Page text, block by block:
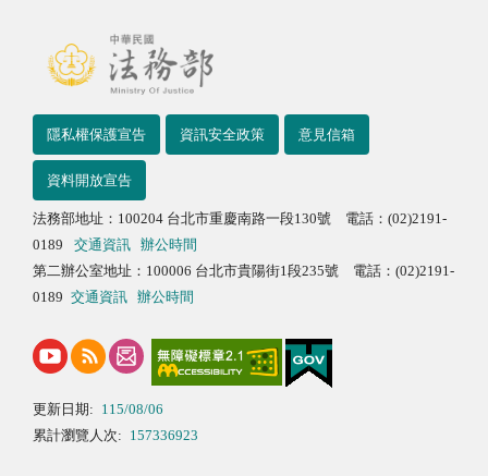
隱私權保護宣告 資訊安全政策 意見信箱
資料開放宣告
法務部地址：100204 台北市重慶南路一段130號 電話：(02)2191-
0189
交通資訊
辦公時間
第二辦公室地址：100006 台北市貴陽街1段235號 電話：(02)2191-
0189 交通資訊 辦公時間
更新日期: 115/08/06
累計瀏覽人次: 157336923